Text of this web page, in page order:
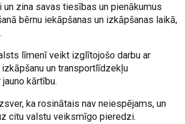
zina savas tiesības un pienākumus
bērnu iekāpšanas un izkāpšanas laikā,
līmenī veikt izglītojošo darbu ar
un transportlīdzekļu
kārtību.
ka rosinātais nav neiespējams, un
citu valstu veiksmīgo pieredzi.